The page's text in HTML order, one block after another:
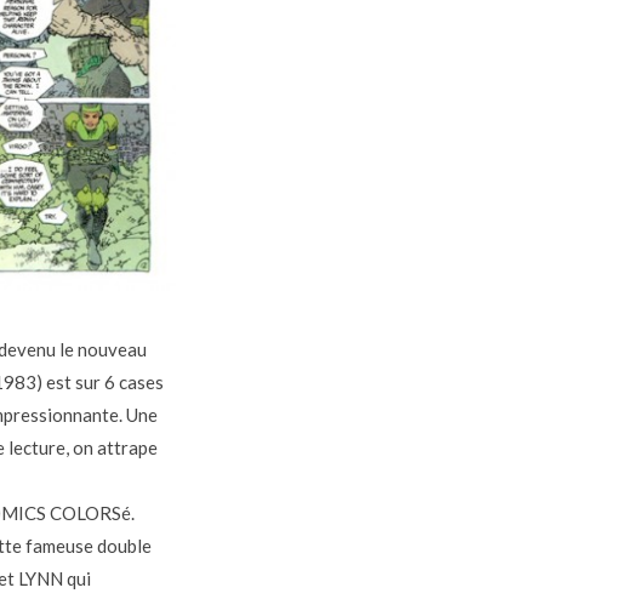
le nouveau
est sur 6 cases
Une
lecture, on attrape
COLORSé.
fameuse double
LYNN qui